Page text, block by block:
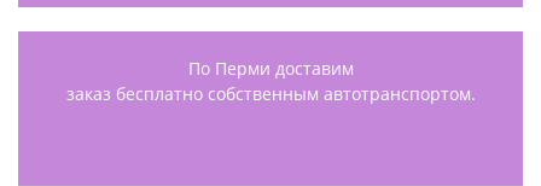
По Перми доставим
заказ бесплатно собственным автотранспортом.